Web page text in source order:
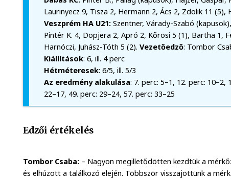
Laurinyecz 9, Tisza 2, Hermann 2, Ács 2, Zdolik 11 (5),
Veszprém HA U21: Szentner, Várady-Szabó
Pintér K. 4, Dopjera 2, Apró 2, Kőrösi 5 (1), Bartha 1,
Harnóczi, Juhász-Tóth 5 (2). Vezetőedző: Tombor
Kiállítások: 6, ill. 4 perc
Hétméteresek: 6/5, ill. 5/3
Az eredmény alakulása: 7. perc: 5–1, 12. perc: 10–2,
22–17, 49. perc: 29–24, 57. perc: 33–25
Edzői értékelés
Tombor Csaba: – Nagyon megilletődötten kezdtük a
és elhúzott a találkozó elején. Többször visszajöttünk a